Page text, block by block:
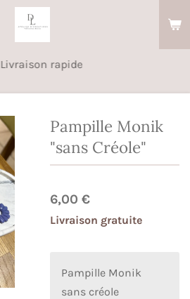
Livraison rapide
Pampille Monik
"sans Créole"
6,00 €
Livraison gratuite
Pampille Monik
sans créole